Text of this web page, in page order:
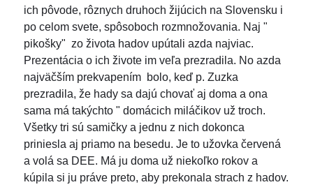
ich pôvode, rôznych druhoch žijúcich na Slovensku i
po celom svete, spôsoboch rozmnožovania. Naj "
pikošky" zo života hadov upútali azda najviac.
Prezentácia o ich živote im veľa prezradila. No azda
najväčším prekvapením bolo, keď p. Zuzka
prezradila, že hady sa dajú chovať aj doma a ona
sama má takýchto " domácich miláčikov už troch.
Všetky tri sú samičky a jednu z nich dokonca
priniesla aj priamo na besedu. Je to užovka červená
a volá sa DEE. Má ju doma už niekoľko rokov a
kúpila si ju práve preto, aby prekonala strach z hadov.